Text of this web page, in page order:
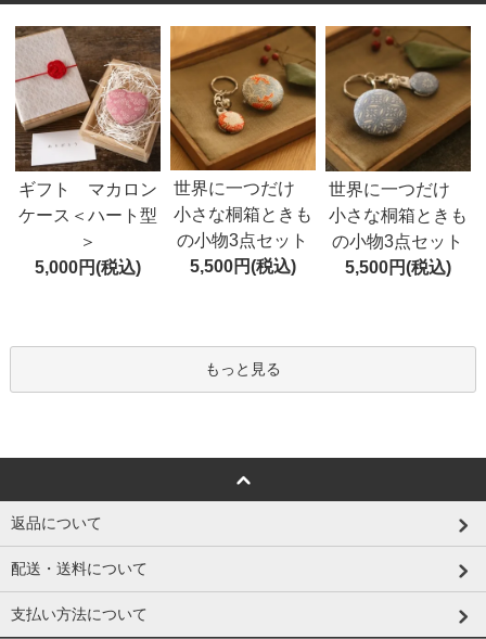
ギフト マカロン
ケース＜ハート型
＞
5,000円(税込)
世界に一つだけ
小さな桐箱ときも
の小物3点セット
5,500円(税込)
世界に一つだけ
小さな桐箱ときも
の小物3点セット
5,500円(税込)
もっと見る
返品について
配送・送料について
支払い方法について